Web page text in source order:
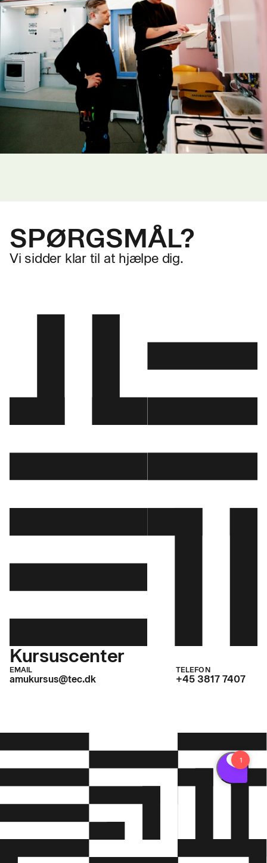
SPØRGSMÅL?
Vi sidder klar til at hjælpe dig.
Kursuscenter
EMAIL
amukursus@tec.dk
TELEFON
+45 3817 7407